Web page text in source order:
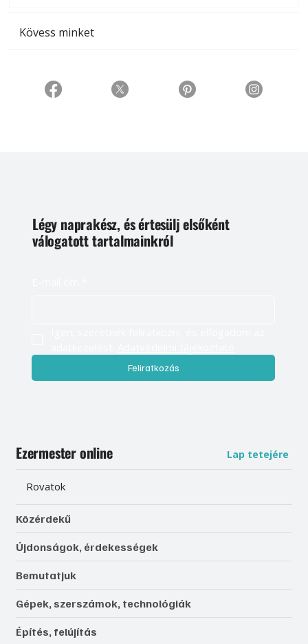
Kövess minket
Légy naprakész, és értesülj elsőként
válogatott tartalmainkról
Feliratkozás
Ezermester online Lap tetejére
Rovatok
Közérdekű
Újdonságok, érdekességek
Bemutatjuk
Gépek, szerszámok, technológiák
Építés, felújítás